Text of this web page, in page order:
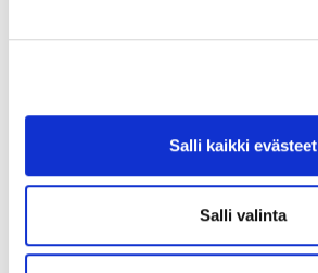
Salli kaikki evästeet
Salli valinta
Vapaa
Kytkentärasia